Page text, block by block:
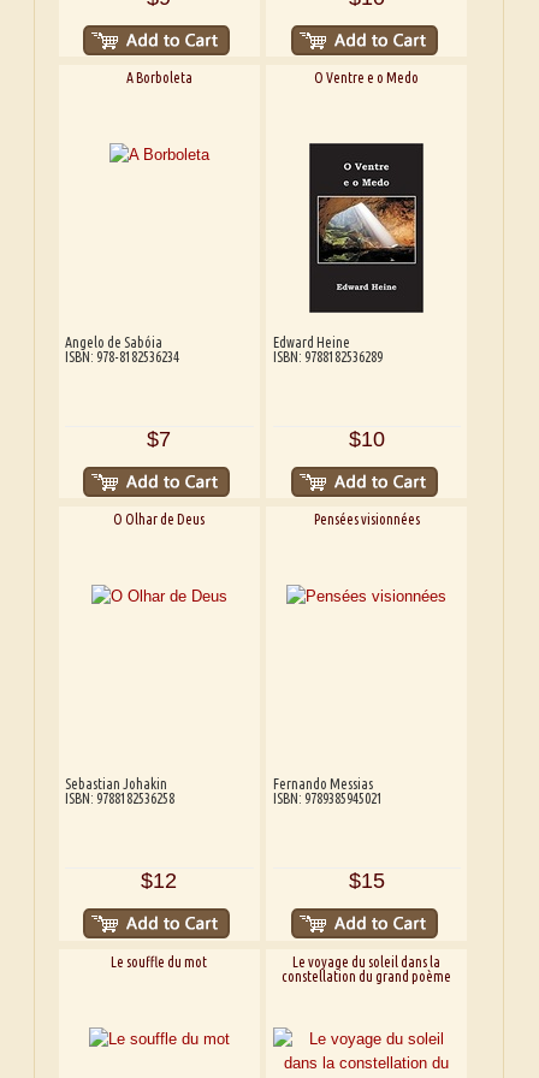
A Borboleta
Angelo de Sabóia
ISBN: 978-8182536234
$7
O Ventre e o Medo
Edward Heine
ISBN: 9788182536289
$10
O Olhar de Deus
Sebastian Johakin
ISBN: 9788182536258
$12
Pensées visionnées
Fernando Messias
ISBN: 9789385945021
$15
Le souffle du mot
Le voyage du soleil dans la
constellation du grand poème